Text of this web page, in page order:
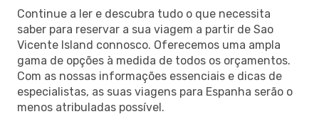
Continue a ler e descubra tudo o que necessita
saber para reservar a sua viagem a partir de Sao
Vicente Island connosco. Oferecemos uma ampla
gama de opções à medida de todos os orçamentos.
Com as nossas informações essenciais e dicas de
especialistas, as suas viagens para Espanha serão o
menos atribuladas possível.